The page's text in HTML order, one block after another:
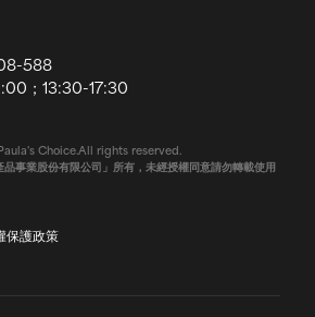
588
；13:30-17:30
Choice.All rights reserved.
事業股份有限公司」所有，未經授權同意請勿轉載使用
保護政策